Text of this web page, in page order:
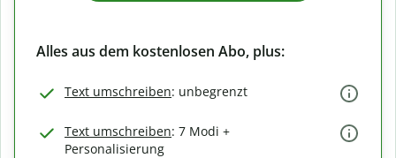
Alles aus dem kostenlosen Abo, plus:
Text umschreiben: unbegrenzt
Text umschreiben: 7 Modi +
Personalisierung